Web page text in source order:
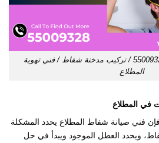
صيانة شفاط المطلاع / 55009328 / تركيب مدخنة شفاط / فني تهوية
المطلاع
في المطلاع
فإن فني صيانة شفاط المطلاع يحدد المشكلة
ويحدد العطل الموجود ويبدأ في حل